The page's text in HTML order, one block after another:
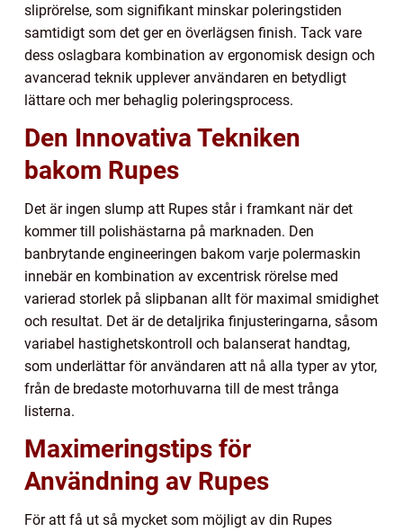
sliprörelse, som signifikant minskar poleringstiden
samtidigt som det ger en överlägsen finish. Tack vare
dess oslagbara kombination av ergonomisk design och
avancerad teknik upplever användaren en betydligt
lättare och mer behaglig poleringsprocess.
Den Innovativa Tekniken
bakom Rupes
Det är ingen slump att Rupes står i framkant när det
kommer till polishästarna på marknaden. Den
banbrytande engineeringen bakom varje polermaskin
innebär en kombination av excentrisk rörelse med
varierad storlek på slipbanan allt för maximal smidighet
och resultat. Det är de detaljrika finjusteringarna, såsom
variabel hastighetskontroll och balanserat handtag,
som underlättar för användaren att nå alla typer av ytor,
från de bredaste motorhuvarna till de mest trånga
listerna.
Maximeringstips för
Användning av Rupes
För att få ut så mycket som möjligt av din Rupes